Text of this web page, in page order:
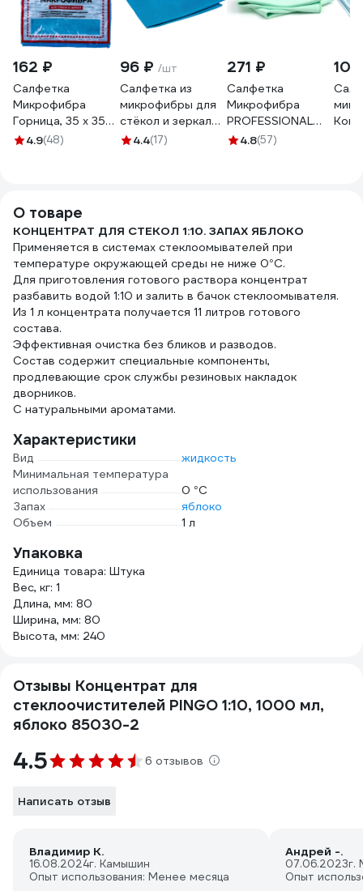
162 ₽
Салфетка
Микрофибра
Горница, 35 x 35
см, для стекол и
4.9(48)
96 ₽ /шт
Салфетка из
микрофибры для
стёкол и зеркал
A-VM, 30х30 см
4.4(17)
271 ₽
Салфетка
Микрофибра
PROFESSIONAL
для стекол и
4.8(57)
О товаре
КОНЦЕНТРАТ ДЛЯ СТЕКОЛ 1:10. ЗАПАХ ЯБЛОКО
Применяется в системах стеклоомывателей при
температуре окружающей среды не ниже 0°С.
Для приготовления готового раствора концентрат
разбавить водой 1:10 и залить в бачок стеклоомывателя.
Из 1 л концентрата получается 11 литров готового
состава.
Эффективная очистка без бликов и разводов.
Состав содержит специальные компоненты,
продлевающие срок службы резиновых накладок
дворников.
С натуральными ароматами.
Характеристики
Вид
жидкость
Минимальная температура
использования
0 °С
Запах
яблоко
Объем
1 л
Упаковка
Единица товара: Штука
Вес, кг: 1
Длина, мм: 80
Ширина, мм: 80
Высота, мм: 240
Отзывы Концентрат для
стеклоочистителей PINGO 1:10, 1000 мл,
яблоко 85030-2
4.5 6 отзывов
Написать отзыв
Владимир К.
16.08.2024г. Камышин
Опыт использования: Менее месяца
Андрей -.
07.06.2023г.
Опыт